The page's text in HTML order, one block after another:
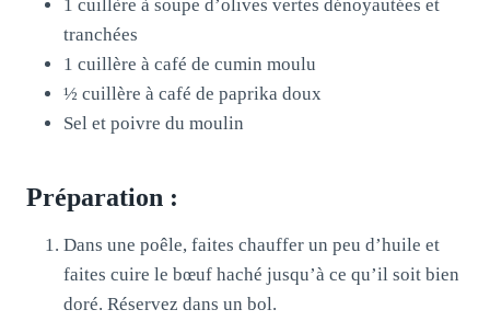
1 cuillère à soupe d’olives vertes dénoyautées et
tranchées
1 cuillère à café de cumin moulu
½ cuillère à café de paprika doux
Sel et poivre du moulin
Préparation :
Dans une poêle, faites chauffer un peu d’huile et
faites cuire le bœuf haché jusqu’à ce qu’il soit bien
doré. Réservez dans un bol.